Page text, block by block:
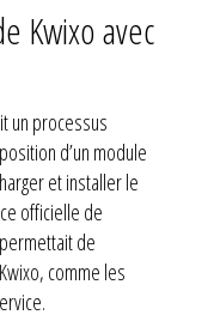
Kwixo avec
un processus
d’un module
et installer le
officielle de
de
comme les